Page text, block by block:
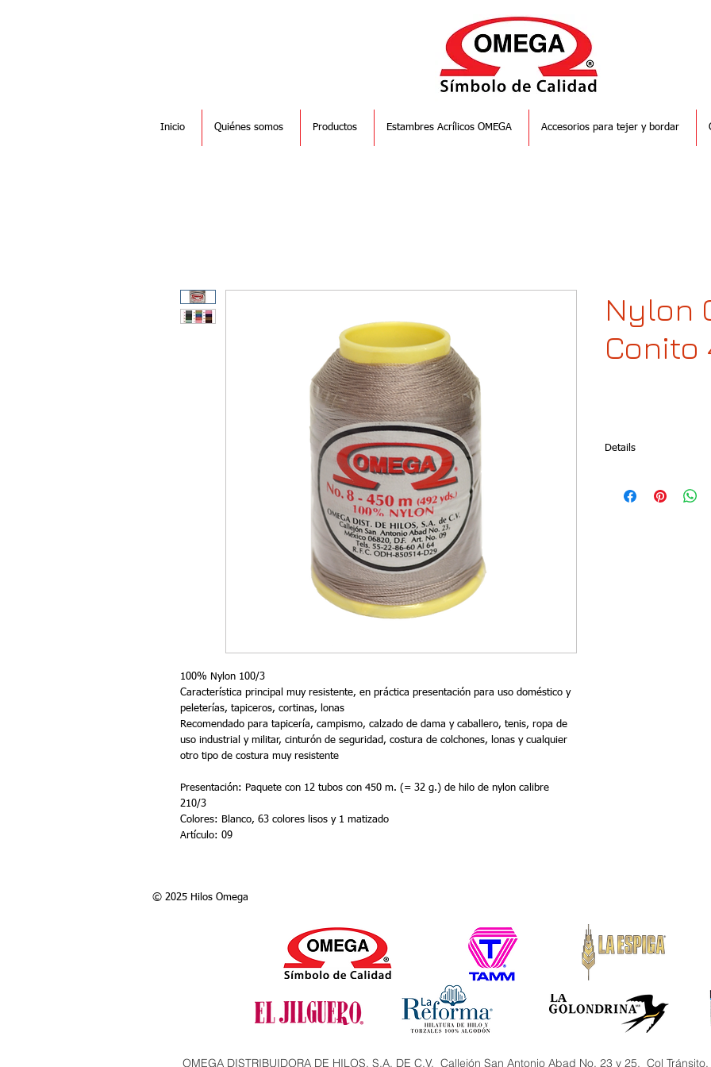
Inicio Quiénes somos Productos Estambres Acrílicos OMEGA Accesorios para tejer y bordar
100% Nylon 100/3
Característica principal muy resistente, en práctica presentación para uso doméstico y
peleterías, tapiceros, cortinas, lonas
Recomendado para tapicería, campismo, calzado de dama y caballero, tenis, ropa de
uso industrial y militar, cinturón de seguridad, costura de colchones, lonas y cualquier
otro tipo de costura muy resistente
Presentación: Paquete con 12 tubos con 450 m. (= 32 g.) de hilo de nylon calibre
210/3
Colores: Blanco, 63 colores lisos y 1 matizado
Artículo: 09
Nylon
Conito
Details
= 32 g. = 1.12 oz.) of
© 2025 Hilos Omega
OMEGA DISTRIBUIDORA DE HILOS, S.A. DE C.V. Callejón San Antonio Abad No. 23 y 25, Col